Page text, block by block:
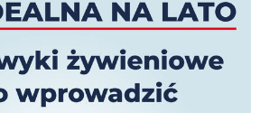
bez barier